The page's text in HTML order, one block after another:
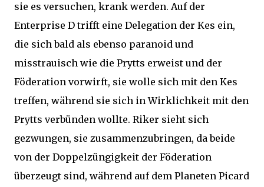
sie es versuchen, krank werden. Auf der
Enterprise D trifft eine Delegation der Kes ein,
die sich bald als ebenso paranoid und
misstrauisch wie die Prytts erweist und der
Föderation vorwirft, sie wolle sich mit den Kes
treffen, während sie sich in Wirklichkeit mit den
Prytts verbünden wollte. Riker sieht sich
gezwungen, sie zusammenzubringen, da beide
von der Doppelzüngigkeit der Föderation
überzeugt sind, während auf dem Planeten Picard